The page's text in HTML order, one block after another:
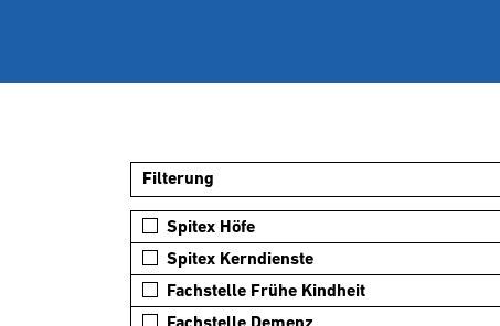
Filterung
Spitex Höfe
Spitex Kerndienste
Fachstelle Frühe Kindheit